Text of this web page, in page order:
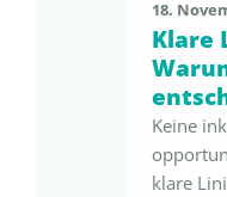
18.
Klare
Keine
klare